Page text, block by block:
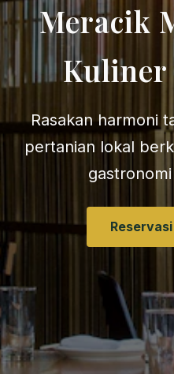
Meracik
Rasakan harmoni
pertanian lokal